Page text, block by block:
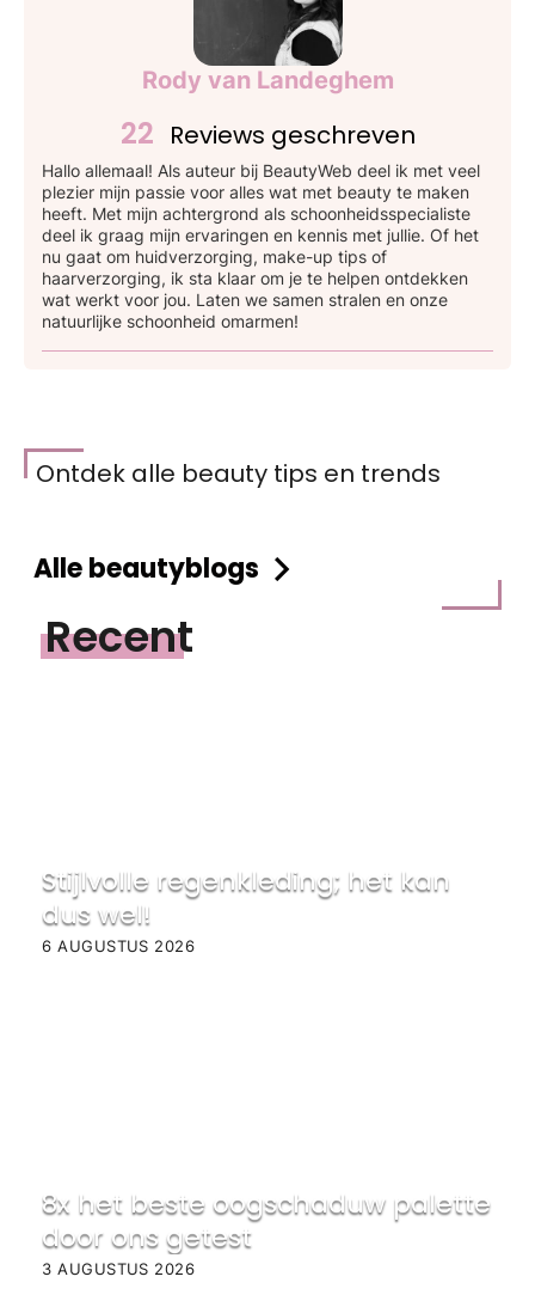
Rody van Landeghem
22 Reviews geschreven
Hallo allemaal! Als auteur bij BeautyWeb deel ik met veel
plezier mijn passie voor alles wat met beauty te maken
heeft. Met mijn achtergrond als schoonheidsspecialiste
deel ik graag mijn ervaringen en kennis met jullie. Of het
nu gaat om huidverzorging, make-up tips of
haarverzorging, ik sta klaar om je te helpen ontdekken
wat werkt voor jou. Laten we samen stralen en onze
natuurlijke schoonheid omarmen!
Ontdek alle beauty tips en trends
Alle beautyblogs
Recent
Stijlvolle regenkleding; het kan
dus wel!
6 AUGUSTUS 2026
8x het beste oogschaduw palette
door ons getest
3 AUGUSTUS 2026